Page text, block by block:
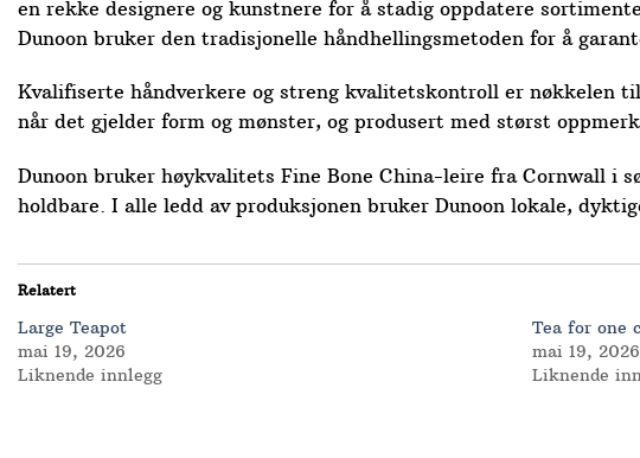
en rekke designere og kunstnere for å stadig oppdatere
Dunoon bruker den tradisjonelle håndhellingsmetoden for å
Kvalifiserte håndverkere og streng kvalitetskontroll er nøkkelen
når det gjelder form og mønster, og produsert med størst
Dunoon bruker høykvalitets Fine Bone China-leire fra Cornwall i
holdbare. I alle ledd av produksjonen bruker Dunoon lokale,
Relatert
Large Teapot
mai 19, 2026
Liknende innlegg
Tea for one
mai 19, 2026
Liknende